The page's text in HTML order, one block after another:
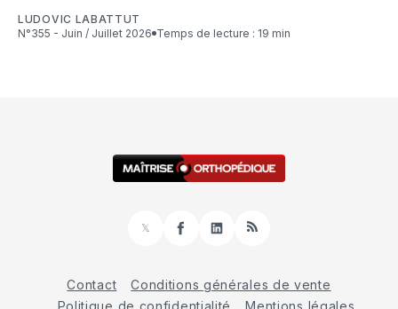
LUDOVIC LABATTUT
N°355 - Juin / Juillet 2026
Temps de lecture : 19 min
𝕏
FacebookLinkedInRSS
Contact
Conditions générales de vente